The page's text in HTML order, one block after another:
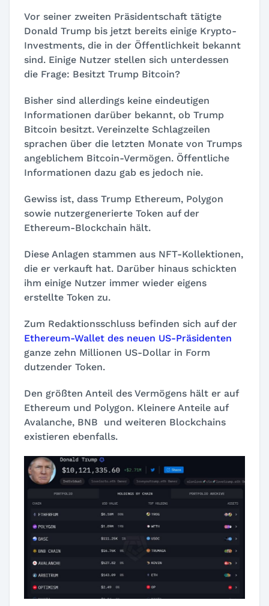
Vor seiner zweiten Präsidentschaft tätigte
Donald Trump bis jetzt bereits einige Krypto-
Investments, die in der Öffentlichkeit bekannt
sind. Einige Nutzer stellen sich unterdessen
die Frage: Besitzt Trump Bitcoin?
Bisher sind allerdings keine eindeutigen
Informationen darüber bekannt, ob Trump
Bitcoin besitzt. Vereinzelte Schlagzeilen
sprachen über die letzten Monate von Trumps
angeblichem Bitcoin-Vermögen. Öffentliche
Informationen dazu gab es jedoch nie.
Gewiss ist, dass Trump Ethereum, Polygon
sowie nutzergenerierte Token auf der
Ethereum-Blockchain hält.
Diese Anlagen stammen aus NFT-Kollektionen,
die er verkauft hat. Darüber hinaus schickten
ihm einige Nutzer immer wieder eigens
erstellte Token zu.
Zum Redaktionsschluss befinden sich auf der
Ethereum-Wallet des neuen US-Präsidenten
ganze zehn Millionen US-Dollar in Form
dutzender Token.
Den größten Anteil des Vermögens hält er auf
Ethereum und Polygon. Kleinere Anteile auf
Avalanche, BNB und weiteren Blockchains
existieren ebenfalls.